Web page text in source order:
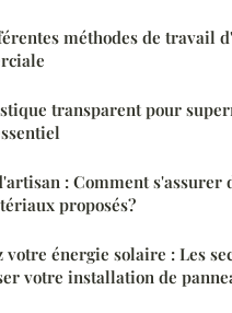
méthodes de travail
transparent pour
: Comment s'assurer
proposés?
votre énergie solaire : Les
votre installation de